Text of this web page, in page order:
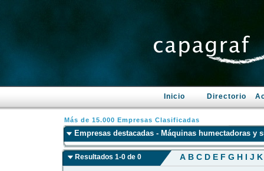
Inicio Directorio
Más de 15.000 Empresas Clasificadas
Empresas destacadas - Máquinas humectadoras y
Resultados 1-0 de 0 A B C D E F G H I J K